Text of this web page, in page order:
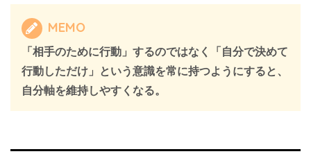
MEMO
「相手のために行動」するのではなく「自分で決めて
行動しただけ」という意識を常に持つようにすると、
自分軸を維持しやすくなる。